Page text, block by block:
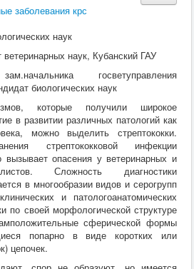
животные
болезни
заболевания
заболевания крс
наук
наук, Кубанский ГАУ
госветуправления
биологических наук
которые получили широкое
в развитии различных патологий как
можно выделить стрептококки.
стрептококковой инфекции
вызывает опасения у ветеринарных и
Сложность диагностики
в многообразии видов и серогрупп
и патологоанатомических
по своей морфологической структуре
сферической формы
попарно в виде коротких или
цепочек.